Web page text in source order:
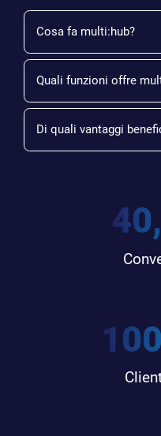
Cosa fa multi:hub?
Quali funzioni offre
Di quali vantaggi